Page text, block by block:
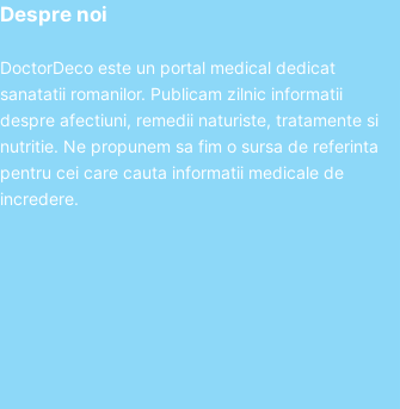
Despre noi
DoctorDeco este un portal medical dedicat
sanatatii romanilor. Publicam zilnic informatii
despre afectiuni, remedii naturiste, tratamente si
nutritie. Ne propunem sa fim o sursa de referinta
pentru cei care cauta informatii medicale de
incredere.